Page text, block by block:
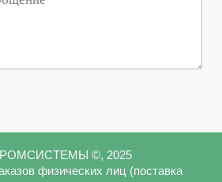
©, 2025
физических лиц (поставка